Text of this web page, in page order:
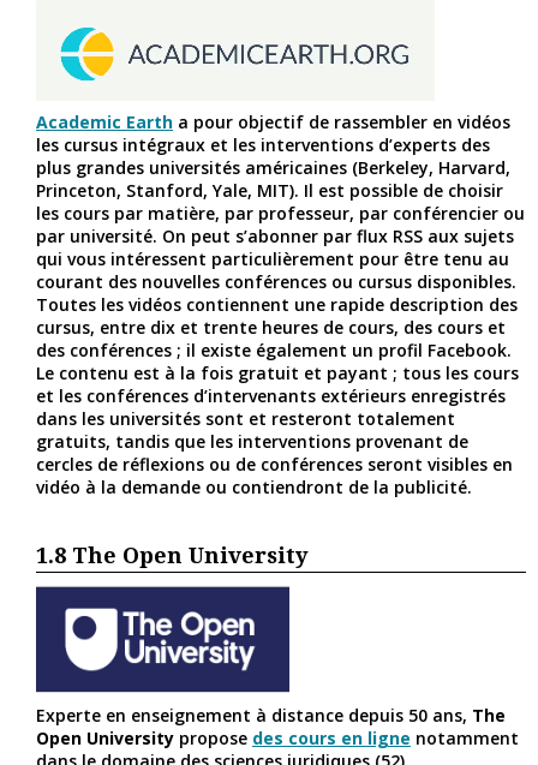
Academic Earth a pour objectif de rassembler en vidéos
les cursus intégraux et les interventions d’experts des
plus grandes universités américaines (Berkeley, Harvard,
Princeton, Stanford, Yale, MIT). Il est possible de choisir
les cours par matière, par professeur, par conférencier ou
par université. On peut s’abonner par flux RSS aux sujets
qui vous intéressent particulièrement pour être tenu au
courant des nouvelles conférences ou cursus disponibles.
Toutes les vidéos contiennent une rapide description des
cursus, entre dix et trente heures de cours, des cours et
des conférences ; il existe également un profil Facebook.
Le contenu est à la fois gratuit et payant ; tous les cours
et les conférences d’intervenants extérieurs enregistrés
dans les universités sont et resteront totalement
gratuits, tandis que les interventions provenant de
cercles de réflexions ou de conférences seront visibles en
vidéo à la demande ou contiendront de la publicité.
1.8 The Open University
Experte en enseignement à distance depuis 50 ans, The
Open University propose des cours en ligne notamment